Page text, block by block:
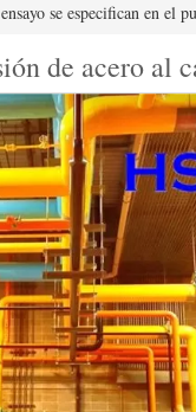
se especifican en el
de acero al